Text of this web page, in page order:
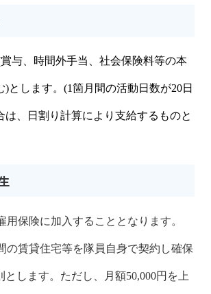
賞与、時間外手当、 社会保険料等の本
)とします。 (1箇月間の活動日数が20日
は、日割り計算により支給するものと
用保険に加入することとなります。
の賃貸住宅等を隊員自身で契約し確保
とします。ただし、月額50,000円を上